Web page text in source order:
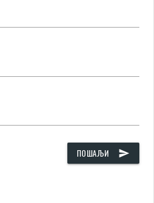
ПОШАЉИ send